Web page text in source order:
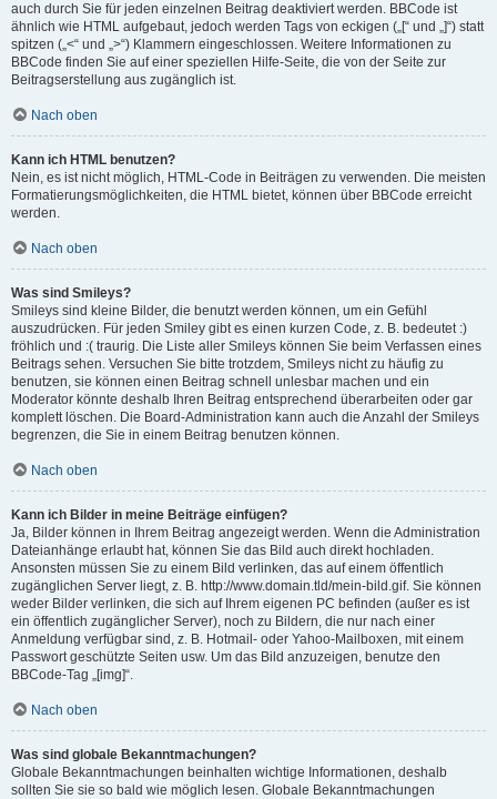
auch durch Sie für jeden einzelnen Beitrag deaktiviert werden. BBCode ist
ähnlich wie HTML aufgebaut, jedoch werden Tags von eckigen („[“ und „]“) statt
spitzen („<“ und „>“) Klammern eingeschlossen. Weitere Informationen zu
BBCode finden Sie auf einer speziellen Hilfe-Seite, die von der Seite zur
Beitragserstellung aus zugänglich ist.
Nach oben
Kann ich HTML benutzen?
Nein, es ist nicht möglich, HTML-Code in Beiträgen zu verwenden. Die meisten
Formatierungsmöglichkeiten, die HTML bietet, können über BBCode erreicht
werden.
Nach oben
Was sind Smileys?
Smileys sind kleine Bilder, die benutzt werden können, um ein Gefühl
auszudrücken. Für jeden Smiley gibt es einen kurzen Code, z. B. bedeutet :)
fröhlich und :( traurig. Die Liste aller Smileys können Sie beim Verfassen eines
Beitrags sehen. Versuchen Sie bitte trotzdem, Smileys nicht zu häufig zu
benutzen, sie können einen Beitrag schnell unlesbar machen und ein
Moderator könnte deshalb Ihren Beitrag entsprechend überarbeiten oder gar
komplett löschen. Die Board-Administration kann auch die Anzahl der Smileys
begrenzen, die Sie in einem Beitrag benutzen können.
Nach oben
Kann ich Bilder in meine Beiträge einfügen?
Ja, Bilder können in Ihrem Beitrag angezeigt werden. Wenn die Administration
Dateianhänge erlaubt hat, können Sie das Bild auch direkt hochladen.
Ansonsten müssen Sie zu einem Bild verlinken, das auf einem öffentlich
zugänglichen Server liegt, z. B. http://www.domain.tld/mein-bild.gif. Sie können
weder Bilder verlinken, die sich auf Ihrem eigenen PC befinden (außer es ist
ein öffentlich zugänglicher Server), noch zu Bildern, die nur nach einer
Anmeldung verfügbar sind, z. B. Hotmail- oder Yahoo-Mailboxen, mit einem
Passwort geschützte Seiten usw. Um das Bild anzuzeigen, benutze den
BBCode-Tag „[img]“.
Nach oben
Was sind globale Bekanntmachungen?
Globale Bekanntmachungen beinhalten wichtige Informationen, deshalb
sollten Sie sie so bald wie möglich lesen. Globale Bekanntmachungen